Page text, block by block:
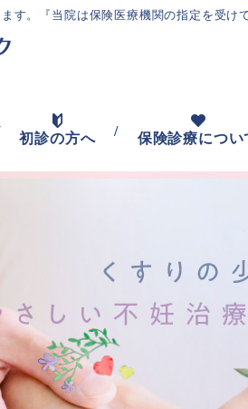
す。 『当院は保険医療機関の指定を受け
初診の方へ / 保険診療につい